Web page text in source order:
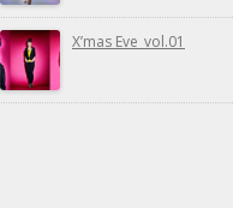
X’mas Eve_vol.01